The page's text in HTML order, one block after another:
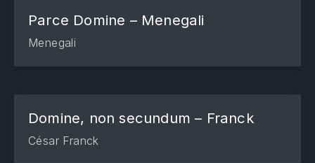
Parce Domine – Menegali
Menegali
Domine, non secundum – Franck
César Franck